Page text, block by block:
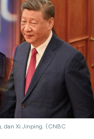
dan Xi Jinping. (CNBC